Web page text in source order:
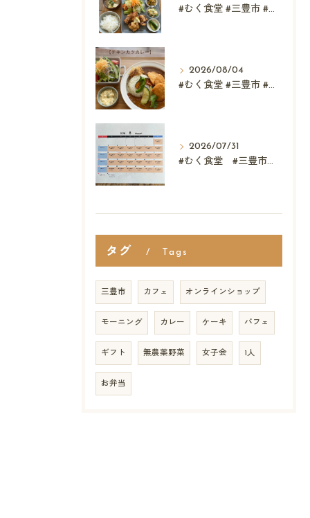
#むく食堂 #三豊市 #レストラン #テイクアウト #父...
2026/08/04
#むく食堂 #三豊市 #テイクアウト #高屋神社 #...
2026/07/31
#むく食堂 #三豊市 #レストラン #ランチ #スウィーツ
タグ Tags
三豊市 カフェ オンラインショップ
モーニング カレー ケーキ パフェ
ギフト 無農薬野菜 女子会 1人
お弁当